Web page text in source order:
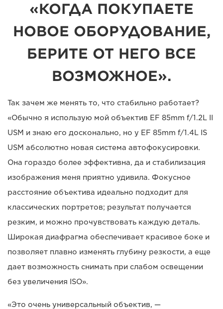
«КОГДА ПОКУПАЕТЕ
НОВОЕ ОБОРУДОВАНИЕ,
БЕРИТЕ ОТ НЕГО ВСЕ
ВОЗМОЖНОЕ».
Так зачем же менять то, что стабильно работает?
«Обычно я использую мой объектив EF 85mm f/1.2L II
USM и знаю его досконально, но у EF 85mm f/1.4L IS
USM абсолютно новая система автофокусировки.
Она гораздо более эффективна, да и стабилизация
изображения меня приятно удивила. Фокусное
расстояние объектива идеально подходит для
классических портретов; результат получается
резким, и можно прочувствовать каждую деталь.
Широкая диафрагма обеспечивает красивое боке и
позволяет плавно изменять глубину резкости, а еще
дает возможность снимать при слабом освещении
без увеличения ISO».
«Это очень универсальный объектив, —